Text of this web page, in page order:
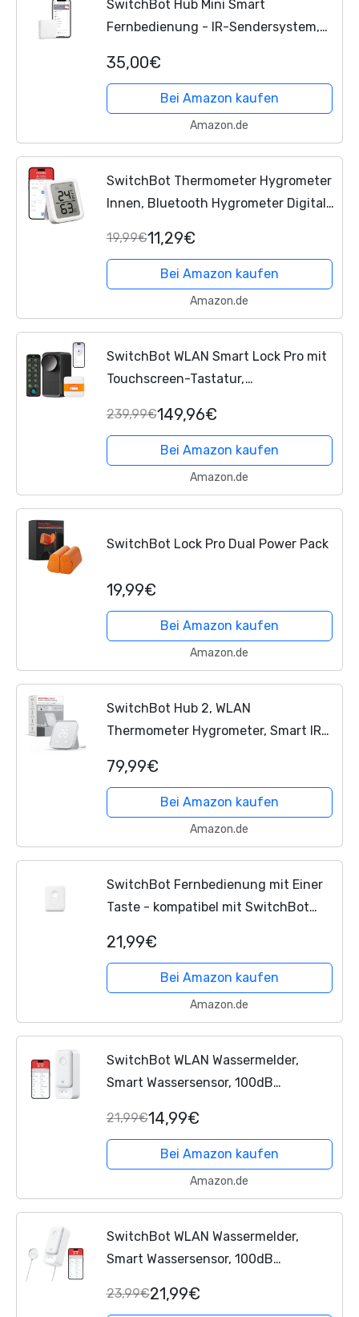
SwitchBot Hub Mini Smart
Fernbedienung - IR-Sendersystem,
Klimaanlagensteuerung, kompatibel
mit Alexa, Google Home, Siri, IFTTT
(White)
35,00€
Bei Amazon kaufen
Amazon.de
SwitchBot Thermometer Hygrometer
Innen, Bluetooth Hygrometer Digital
APP & Datenspeicherung,
Taupunkt/VPD/Absolute...
19,99€11,29€
Bei Amazon kaufen
Amazon.de
SwitchBot WLAN Smart Lock Pro mit
Touchscreen-Tastatur,
Türschloss, Elektronisches
Türschloss, Türöffner per App,
Fingerprint,...
239,99€149,96€
Bei Amazon kaufen
Amazon.de
SwitchBot Lock Pro Dual Power Pack
19,99€
Bei Amazon kaufen
Amazon.de
SwitchBot Hub 2, WLAN
Thermometer Hygrometer, Smart IR
Klimaanlagensteuerung, verbindet
SwitchBot mit WLAN (unterstützt 2,4
GHz), kompatibel...
79,99€
Bei Amazon kaufen
Amazon.de
SwitchBot Fernbedienung mit Einer
Taste - kompatibel mit SwitchBot
Glühbirne, LED Streifen, Blind Tilt,
Smart Home einfach...
21,99€
Bei Amazon kaufen
Amazon.de
SwitchBot WLAN Wassermelder,
Smart Wassersensor, 100dB
Benachrichtigung, IP67 Wasserdicht,
Wasserleck-Detektor für Küche,
Bad,...
21,99€14,99€
Bei Amazon kaufen
Amazon.de
SwitchBot WLAN Wassermelder,
Smart Wassersensor, 100dB
Benachrichtigung, IP67 wasserdicht,
23,99€21,99€